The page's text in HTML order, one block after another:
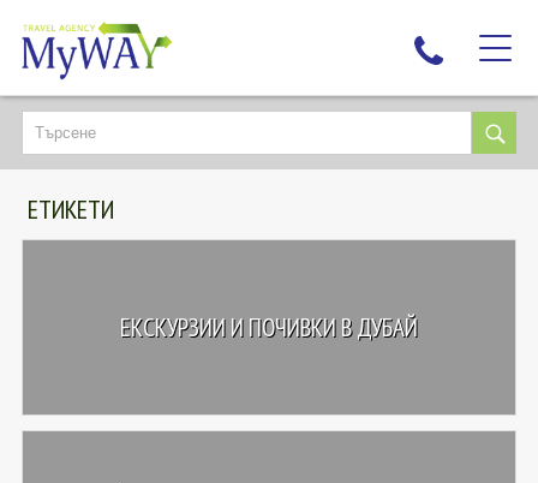
НАЙ-ТЪРСЕНИ
ДЕСТИНАЦИИ
ЕКЗОТИЧНИ ПОЧИВКИ
ЛЮБОПИТНО
ЕТИКЕТИ
ЕКСКУРЗИИ И ПОЧИВКИ В ДУБАЙ